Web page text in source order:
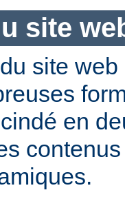
site
site
en